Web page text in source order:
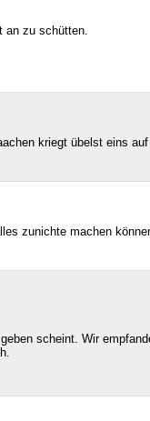
an zu schütten.
kriegt übelst eins auf
zunichte machen
scheint. Wir